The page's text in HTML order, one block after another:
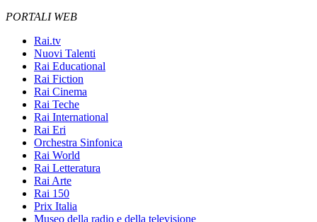
PORTALI WEB
Rai.tv
Nuovi Talenti
Rai Educational
Rai Fiction
Rai Cinema
Rai Teche
Rai International
Rai Eri
Orchestra Sinfonica
Rai World
Rai Letteratura
Rai Arte
Rai 150
Prix Italia
Museo della radio e della televisione